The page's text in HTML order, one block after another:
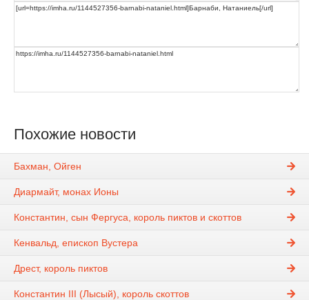
Похожие новости
Бахман, Ойген
Диармайт, монах Ионы
Константин, сын Фергуса, король пиктов и скоттов
Кенвальд, епископ Вустера
Дрест, король пиктов
Константин III (Лысый), король скоттов